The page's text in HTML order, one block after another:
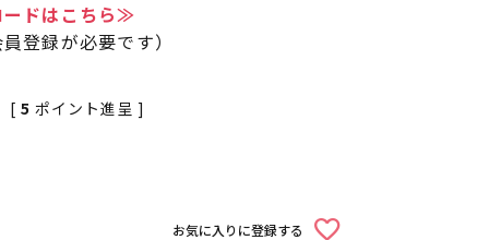
ードはこちら≫
登録が必要です）
[ 5 ポイント進呈 ]
お気に入りに登録する